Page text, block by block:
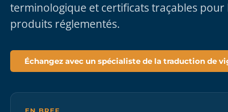
terminologique et certificats traçables pour
produits réglementés.
Échangez avec un spécialiste de la traduction de